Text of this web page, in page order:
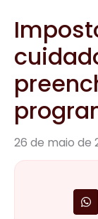
26 de maio de